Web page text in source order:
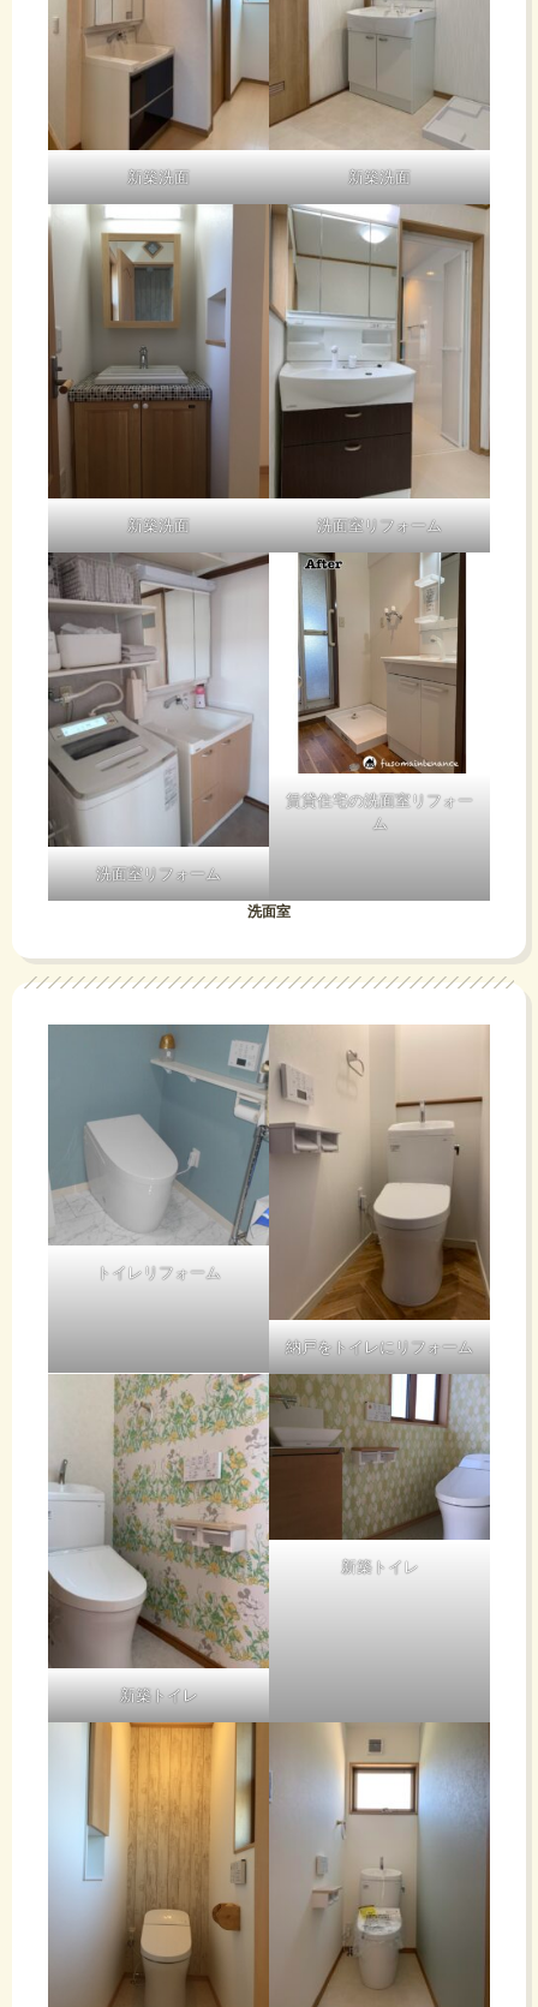
新築洗面 新築洗面
新築洗面 洗面室リフォーム
洗面室リフォーム
賃貸住宅の洗面室リフォー
ム
洗面室
トイレリフォーム
納戸をトイレにリフォーム
新築トイレ
新築トイレ